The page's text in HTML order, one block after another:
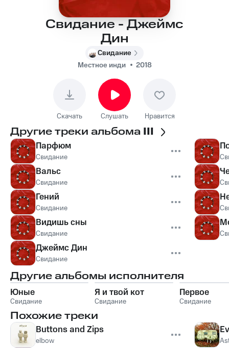
Свидание - Джеймс
Дин
Свидание
Местное инди
2018
Скачать Слушать Нравится
Другие треки альбома III
Парфюм
Свидание
Вальс
Свидание
Гений
Свидание
Видишь сны
Свидание
Джеймс Дин
Свидание
Другие альбомы исполнителя
Юные
Свидание
Я и твой кот
Свидание
Первое
Свидание
Похожие треки
Buttons and Zips
elbow